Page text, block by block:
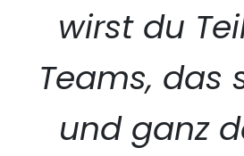
wirst du
Teams, das
und ganz